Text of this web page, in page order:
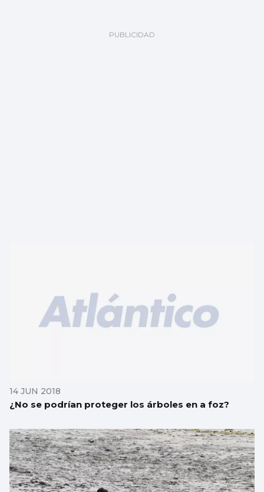
14 JUN 2018
¿No se podrían proteger los árboles en a foz?